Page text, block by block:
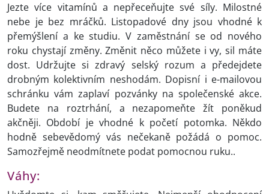
Jezte více vitamínů a nepřeceňujte své síly. Milostné
nebe je bez mráčků. Listopadové dny jsou vhodné k
přemýšlení a ke studiu. V zaměstnání se od nového
roku chystají změny. Změnit něco můžete i vy, sil máte
dost. Udržujte si zdravý selský rozum a předejdete
drobným kolektivním neshodám. Dopisní i e-mailovou
schránku vám zaplaví pozvánky na společenské akce.
Budete na roztrhání, a nezapomeňte žít poněkud
akčněji. Období je vhodné k početí potomka. Někdo
hodně sebevědomý vás nečekaně požádá o pomoc.
Samozřejmě neodmítnete podat pomocnou ruku..
Váhy: